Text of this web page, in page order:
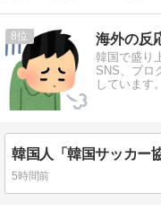
8 海外の反
韓国で盛り
SNS、ブロ
しています。
5時間前